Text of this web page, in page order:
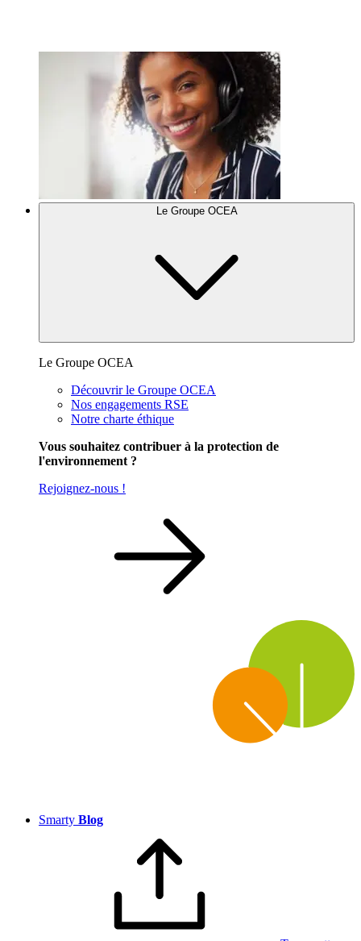
Le Groupe OCEA
Le Groupe OCEA
Découvrir le Groupe OCEA
Nos engagements RSE
Notre charte éthique
Vous souhaitez contribuer à la protection de
l'environnement ?
Rejoignez-nous !
Smarty Blog